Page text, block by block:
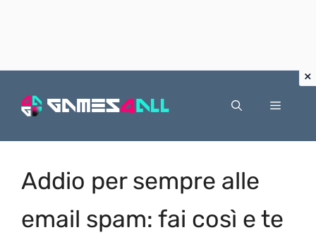
Menu
Addio per sempre alle
email spam: fai così e te